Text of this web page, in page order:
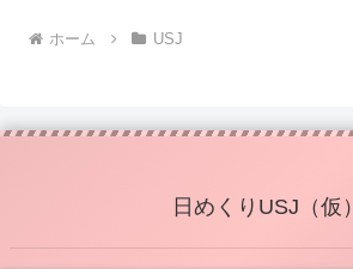
ホーム USJ
日めくりUSJ（仮）